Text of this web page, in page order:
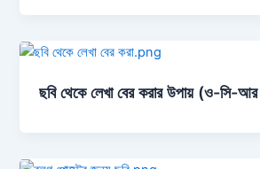
ছবি থেকে লেখা বের করার উপায় (ও-সি-